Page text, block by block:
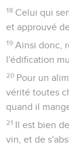
18 Celui qui
et approuvé
19 Ainsi donc,
l'édification
20 Pour un
vérité toutes
quand il
21 Il est bien
vin, et de